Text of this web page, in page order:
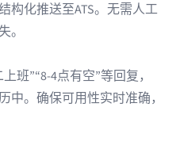
构化推送至ATS。无需人工
。
班”“8-4点有空”等回复，
中。确保可用性实时准确，